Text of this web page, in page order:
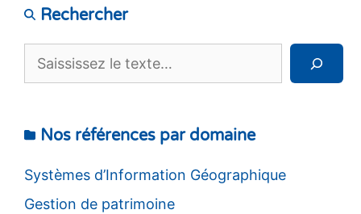
Rechercher
Rechercher
Nos références par domaine
Systèmes d’Information Géographique
Gestion de patrimoine